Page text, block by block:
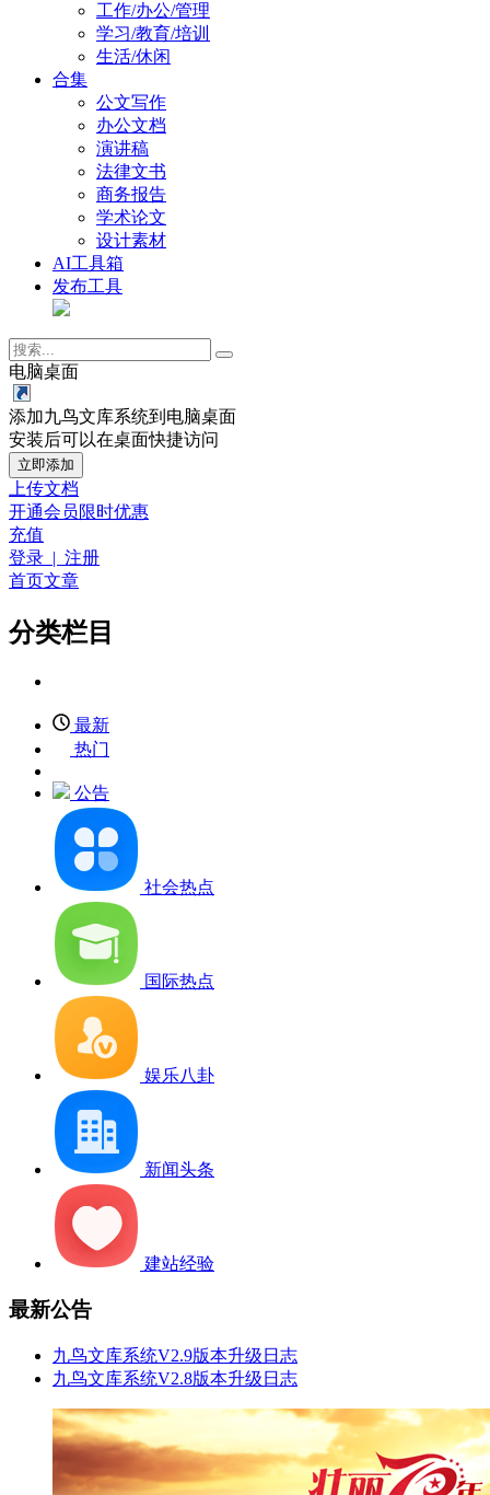
工作/办公/管理
学习/教育/培训
生活/休闲
合集
公文写作
办公文档
演讲稿
法律文书
商务报告
学术论文
设计素材
AI工具箱
发布工具
电脑桌面
添加九鸟文库系统到电脑桌面
安装后可以在桌面快捷访问
立即添加
上传文档
开通会员限时优惠
充值
登录 | 注册
首页文章
分类栏目
最新
热门
公告
社会热点
国际热点
娱乐八卦
新闻头条
建站经验
最新公告
九鸟文库系统V2.9版本升级日志
九鸟文库系统V2.8版本升级日志